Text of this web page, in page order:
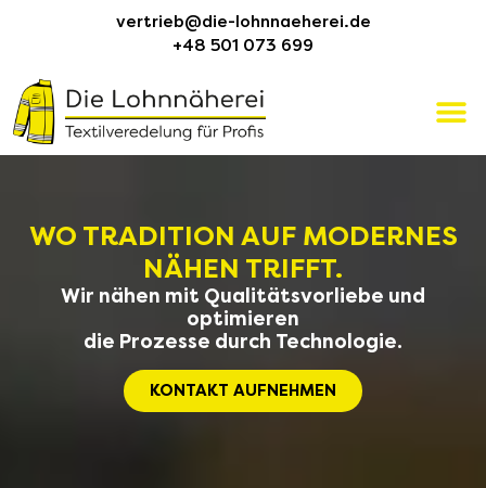
vertrieb@die-lohnnaeherei.de
+48 501 073 699
WO TRADITION AUF MODERNES
NÄHEN TRIFFT.
Wir nähen mit Qualitätsvorliebe und
optimieren
die Prozesse durch Technologie.
KONTAKT AUFNEHMEN